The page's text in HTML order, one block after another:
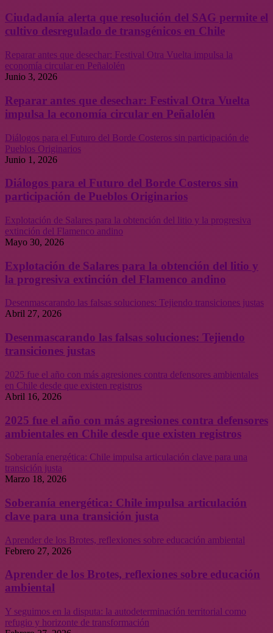
Ciudadanía alerta que resolución del SAG permite el
cultivo desregulado de transgénicos en Chile
Reparar antes que desechar: Festival Otra Vuelta impulsa la
economía circular en Peñalolén
Junio 3, 2026
Reparar antes que desechar: Festival Otra Vuelta
impulsa la economía circular en Peñalolén
Diálogos para el Futuro del Borde Costeros sin participación de
Pueblos Originarios
Junio 1, 2026
Diálogos para el Futuro del Borde Costeros sin
participación de Pueblos Originarios
Explotación de Salares para la obtención del litio y la progresiva
extinción del Flamenco andino
Mayo 30, 2026
Explotación de Salares para la obtención del litio y
la progresiva extinción del Flamenco andino
Desenmascarando las falsas soluciones: Tejiendo transiciones justas
Abril 27, 2026
Desenmascarando las falsas soluciones: Tejiendo
transiciones justas
2025 fue el año con más agresiones contra defensores ambientales
en Chile desde que existen registros
Abril 16, 2026
2025 fue el año con más agresiones contra defensores
ambientales en Chile desde que existen registros
Soberanía energética: Chile impulsa articulación clave para una
transición justa
Marzo 18, 2026
Soberanía energética: Chile impulsa articulación
clave para una transición justa
Aprender de los Brotes, reflexiones sobre educación ambiental
Febrero 27, 2026
Aprender de los Brotes, reflexiones sobre educación
ambiental
Y seguimos en la disputa: la autodeterminación territorial como
refugio y horizonte de transformación